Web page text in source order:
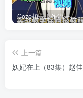
Coze扣子工作流一键生成道家玄学短视频，实战保姆级教程
上一篇
妖妃在上（83集）赵佳